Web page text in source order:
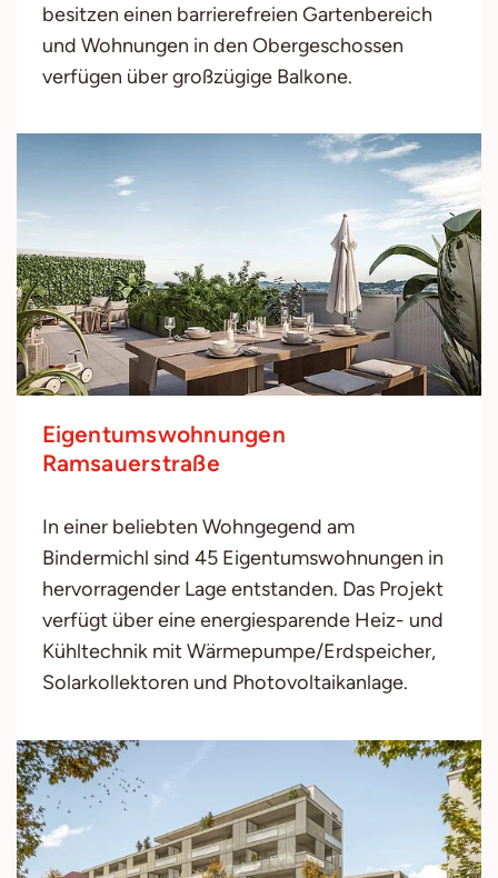
besitzen einen barrierefreien Gartenbereich
und Wohnungen in den Obergeschossen
verfügen über großzügige Balkone.
Eigentumswohnungen
Ramsauerstraße
In einer beliebten Wohngegend am
Bindermichl sind 45 Eigentumswohnungen in
hervorragender Lage entstanden. Das Projekt
verfügt über eine energiesparende Heiz- und
Kühltechnik mit Wärmepumpe/Erdspeicher,
Solarkollektoren und Photovoltaikanlage.